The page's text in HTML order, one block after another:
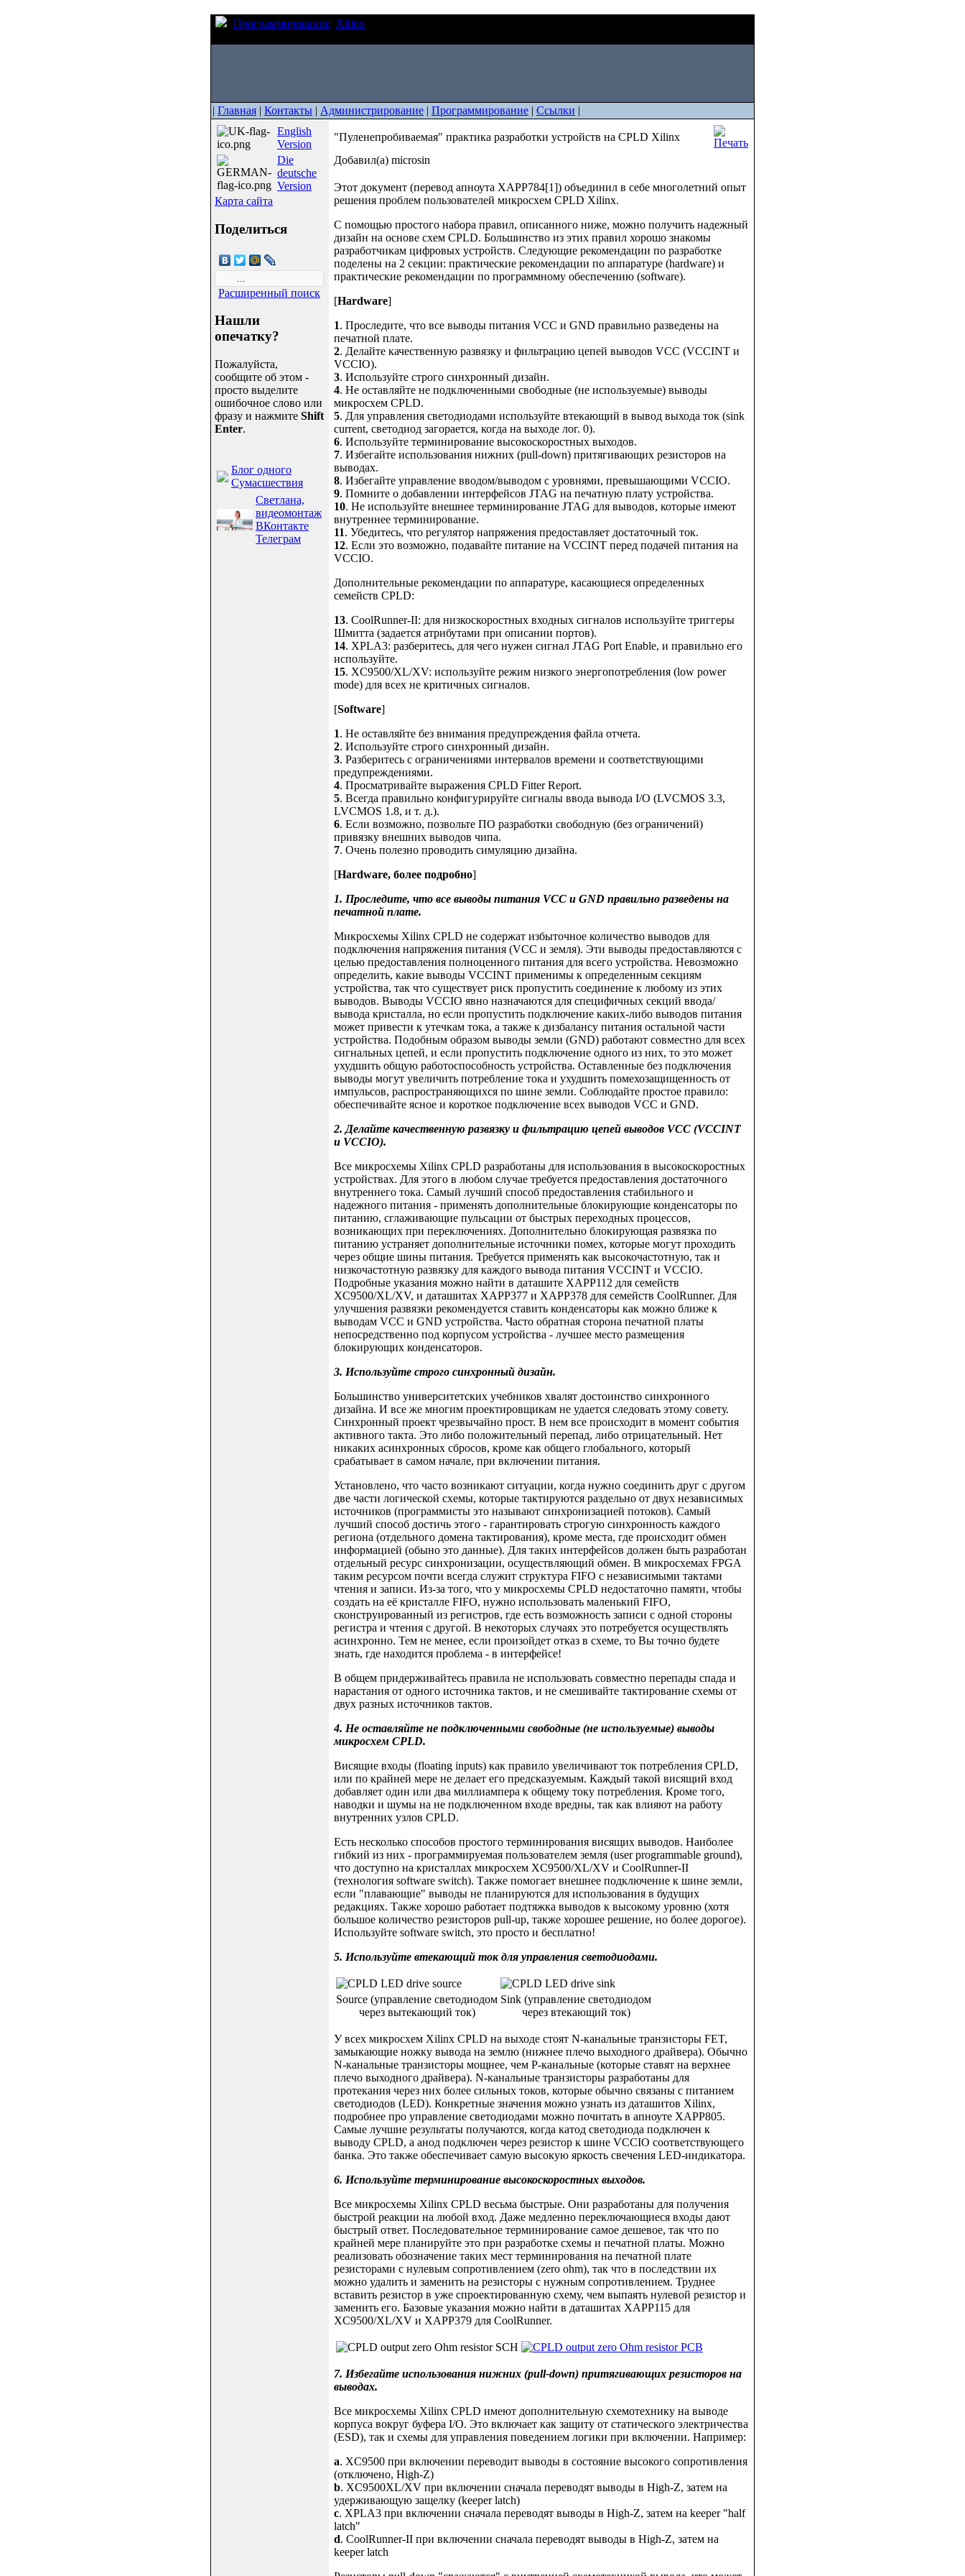
Программирование Xilinx
| Главная | Контакты | Администрирование | Программирование | Ссылки |
English
Version
Die
deutsche
Version
Карта сайта
Поделиться
Расширенный поиск
Нашли
опечатку?
Пожалуйста,
сообщите об этом -
просто выделите
ошибочное слово или
фразу и нажмите Shift
Enter.
Блог одного
Сумасшествия
Светлана,
видеомонтаж
ВКонтакте
Телеграм
"Пуленепробиваемая" практика разработки устройств на CPLD Xilinx
Добавил(а) microsin
Этот документ (перевод апноута XAPP784[1]) объединил в себе многолетний опыт
решения проблем пользователей микросхем CPLD Xilinx.
С помощью простого набора правил, описанного ниже, можно получить надежный
дизайн на основе схем CPLD. Большинство из этих правил хорошо знакомы
разработчикам цифровых устройств. Следующие рекомендации по разработке
поделены на 2 секции: практические рекомендации по аппаратуре (hardware) и
практические рекомендации по программному обеспечению (software).
[Hardware]
1. Проследите, что все выводы питания VCC и GND правильно разведены на
печатной плате.
2. Делайте качественную развязку и фильтрацию цепей выводов VCC (VCCINT и
VCCIO).
3. Используйте строго синхронный дизайн.
4. Не оставляйте не подключенными свободные (не используемые) выводы
микросхем CPLD.
5. Для управления светодиодами используйте втекающий в вывод выхода ток (sink
current, светодиод загорается, когда на выходе лог. 0).
6. Используйте терминирование высокоскоростных выходов.
7. Избегайте использования нижних (pull-down) притягивающих резисторов на
выводах.
8. Избегайте управление вводом/выводом с уровнями, превышающими VCCIO.
9. Помните о добавлении интерфейсов JTAG на печатную плату устройства.
10. Не используйте внешнее терминирование JTAG для выводов, которые имеют
внутреннее терминирование.
11. Убедитесь, что регулятор напряжения предоставляет достаточный ток.
12. Если это возможно, подавайте питание на VCCINT перед подачей питания на
VCCIO.
Дополнительные рекомендации по аппаратуре, касающиеся определенных
семейств CPLD:
13. CoolRunner-II: для низкоскоростных входных сигналов используйте триггеры
Шмитта (задается атрибутами при описании портов).
14. XPLA3: разберитесь, для чего нужен сигнал JTAG Port Enable, и правильно его
используйте.
15. XC9500/XL/XV: используйте режим низкого энергопотребления (low power
mode) для всех не критичных сигналов.
[Software]
1. Не оставляйте без внимания предупреждения файла отчета.
2. Используйте строго синхронный дизайн.
3. Разберитесь с ограничениями интервалов времени и соответствующими
предупреждениями.
4. Просматривайте выражения CPLD Fitter Report.
5. Всегда правильно конфигурируйте сигналы ввода вывода I/O (LVCMOS 3.3,
LVCMOS 1.8, и т. д.).
6. Если возможно, позвольте ПО разработки свободную (без ограничений)
привязку внешних выводов чипа.
7. Очень полезно проводить симуляцию дизайна.
[Hardware, более подробно]
1. Проследите, что все выводы питания VCC и GND правильно разведены на
печатной плате.
Микросхемы Xilinx CPLD не содержат избыточное количество выводов для
подключения напряжения питания (VCC и земля). Эти выводы предоставляются с
целью предоставления полноценного питания для всего устройства. Невозможно
определить, какие выводы VCCINT применимы к определенным секциям
устройства, так что существует риск пропустить соединение к любому из этих
выводов. Выводы VCCIO явно назначаются для специфичных секций ввода/
вывода кристалла, но если пропустить подключение каких-либо выводов питания
может привести к утечкам тока, а также к дизбалансу питания остальной части
устройства. Подобным образом выводы земли (GND) работают совместно для всех
сигнальных цепей, и если пропустить подключение одного из них, то это может
ухудшить общую работоспособность устройства. Оставленные без подключения
выводы могут увеличить потребление тока и ухудшить помехозащищенность от
импульсов, распространяющихся по шине земли. Соблюдайте простое правило:
обеспечивайте ясное и короткое подключение всех выводов VCC и GND.
2. Делайте качественную развязку и фильтрацию цепей выводов VCC (VCCINT
и VCCIO).
Все микросхемы Xilinx CPLD разработаны для использования в высокоскоростных
устройствах. Для этого в любом случае требуется предоставления достаточного
внутреннего тока. Самый лучший способ предоставления стабильного и
надежного питания - применять дополнительные блокирующие конденсаторы по
питанию, сглаживающие пульсации от быстрых переходных процессов,
возникающих при переключениях. Дополнительно блокирующая развязка по
питанию устраняет дополнительные источники помех, которые могут проходить
через общие шины питания. Требуется применять как высокочастотную, так и
низкочастотную развязку для каждого вывода питания VCCINT и VCCIO.
Подробные указания можно найти в даташите XAPP112 для семейств
XC9500/XL/XV, и даташитах XAPP377 и XAPP378 для семейств CoolRunner. Для
улучшения развязки рекомендуется ставить конденсаторы как можно ближе к
выводам VCC и GND устройства. Часто обратная сторона печатной платы
непосредственно под корпусом устройства - лучшее место размещения
блокирующих конденсаторов.
3. Используйте строго синхронный дизайн.
Большинство университетских учебников хвалят достоинство синхронного
дизайна. И все же многим проектировщикам не удается следовать этому совету.
Синхронный проект чрезвычайно прост. В нем все происходит в момент события
активного такта. Это либо положительный перепад, либо отрицательный. Нет
никаких асинхронных сбросов, кроме как общего глобального, который
срабатывает в самом начале, при включении питания.
Установлено, что часто возникают ситуации, когда нужно соединить друг с другом
две части логической схемы, которые тактируются раздельно от двух независимых
источников (программисты это называют синхронизацией потоков). Самый
лучший способ достичь этого - гарантировать строгую синхронность каждого
региона (отдельного домена тактирования), кроме места, где происходит обмен
информацией (обыно это данные). Для таких интерфейсов должен быть разработан
отдельный ресурс синхронизации, осуществляющий обмен. В микросхемах FPGA
таким ресурсом почти всегда служит структура FIFO с независимыми тактами
чтения и записи. Из-за того, что у микросхемы CPLD недостаточно памяти, чтобы
создать на её кристалле FIFO, нужно использовать маленький FIFO,
сконструированный из регистров, где есть возможность записи с одной стороны
регистра и чтения с другой. В некоторых случаях это потребуется осуществлять
асинхронно. Тем не менее, если произойдет отказ в схеме, то Вы точно будете
знать, где находится проблема - в интерфейсе!
В общем придерживайтесь правила не использовать совместно перепады спада и
нарастания от одного источника тактов, и не смешивайте тактирование схемы от
двух разных источников тактов.
4. Не оставляйте не подключенными свободные (не используемые) выводы
микросхем CPLD.
Висящие входы (floating inputs) как правило увеличивают ток потребления CPLD,
или по крайней мере не делает его предсказуемым. Каждый такой висящий вход
добавляет один или два миллиампера к общему току потребления. Кроме того,
наводки и шумы на не подключенном входе вредны, так как влияют на работу
внутренних узлов CPLD.
Есть несколько способов простого терминирования висящих выводов. Наиболее
гибкий из них - программируемая пользователем земля (user programmable ground),
что доступно на кристаллах микросхем XC9500/XL/XV и CoolRunner-II
(технология software switch). Также помогает внешнее подключение к шине земли,
если "плавающие" выводы не планируются для использования в будущих
редакциях. Также хорошо работает подтяжка выводов к высокому уровню (хотя
большое количество резисторов pull-up, также хорошее решение, но более дорогое).
Используйте software switch, это просто и бесплатно!
5. Используйте втекающий ток для управления светодиодами.
Source (управление светодиодом
через вытекающий ток)
Sink (управление светодиодом
через втекающий ток)
У всех микросхем Xilinx CPLD на выходе стоят N-канальные транзисторы FET,
замыкающие ножку вывода на землю (нижнее плечо выходного драйвера). Обычно
N-канальные транзисторы мощнее, чем P-канальные (которые ставят на верхнее
плечо выходного драйвера). N-канальные транзисторы разработаны для
протекания через них более сильных токов, которые обычно связаны с питанием
светодиодов (LED). Конкретные значения можно узнать из даташитов Xilinx,
подробнее про управление светодиодами можно почитать в апноуте XAPP805.
Самые лучшие результаты получаются, когда катод светодиода подключен к
выводу CPLD, а анод подключен через резистор к шине VCCIO соответствующего
банка. Это также обеспечивает самую высокую яркость свечения LED-индикатора.
6. Используйте терминирование высокоскоростных выходов.
Все микросхемы Xilinx CPLD весьма быстрые. Они разработаны для получения
быстрой реакции на любой вход. Даже медленно переключающиеся входы дают
быстрый ответ. Последовательное терминирование самое дешевое, так что по
крайней мере планируйте это при разработке схемы и печатной платы. Можно
реализовать обозначение таких мест терминирования на печатной плате
резисторами с нулевым сопротивлением (zero ohm), так что в последствии их
можно удалить и заменить на резисторы с нужным сопротивлением. Труднее
вставить резистор в уже спроектированную схему, чем выпаять нулевой резистор и
заменить его. Базовые указания можно найти в даташитах XAPP115 для
XC9500/XL/XV и XAPP379 для CoolRunner.
7. Избегайте использования нижних (pull-down) притягивающих резисторов на
выводах.
Все микросхемы Xilinx CPLD имеют дополнительную схемотехнику на выводе
корпуса вокруг буфера I/O. Это включает как защиту от статического электричества
(ESD), так и схемы для управления поведением логики при включении. Например:
a. XC9500 при включении переводит выводы в состояние высокого сопротивления
(отключено, High-Z)
b. XC9500XL/XV при включении сначала переводят выводы в High-Z, затем на
удерживающую защелку (keeper latch)
c. XPLA3 при включении сначала переводят выводы в High-Z, затем на keeper "half
latch"
d. CoolRunner-II при включении сначала переводят выводы в High-Z, затем на
keeper latch